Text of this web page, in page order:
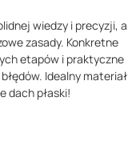
wiedzy i precyzji, a
zasady. Konkretne
etapów i praktyczne
Idealny materiał
dach płaski!